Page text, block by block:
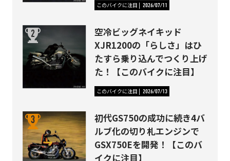
このバイクに注目 2026/07/11
空冷ビッグネイキッド
XJR1200の「らしさ」はひ
たすら乗り込んでつくり上げ
た！【このバイクに注目】
このバイクに注目 2026/07/13
初代GS750の成功に続き4バ
ルブ化の切り札エンジンで
GSX750Eを開発！【このバ
イクに注目】